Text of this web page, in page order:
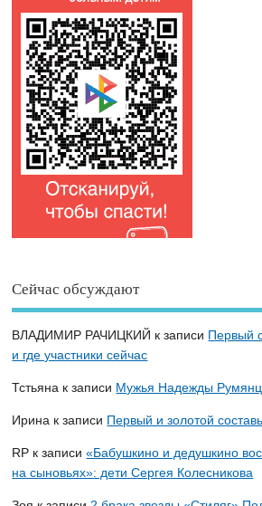
Сейчас обсуждают
ВЛАДИМИР РАЧИЦКИЙ к записи Первый
и где участники сейчас
Тстьяна к записи Мужья Надежды
Ирина к записи Первый и золотой
RP к записи«Бабушкино и дедушкино
на сыновьях»: дети Сергея Колесникова